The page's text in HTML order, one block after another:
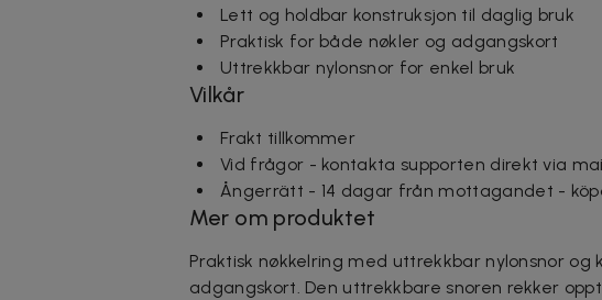
Lett og holdbar konstruksjon til daglig bruk
Praktisk for både nøkler og adgangskort
Uttrekkbar nylonsnor for enkel bruk
Vilkår
Frakt tillkommer
Vid frågor - kontakta supporten direkt via
Ångerrätt - 14 dagar från mottagandet -
Mer om produktet
Praktisk nøkkelring med uttrekkbar nylonsnor
adgangskort. Den uttrekkbare snoren rekker